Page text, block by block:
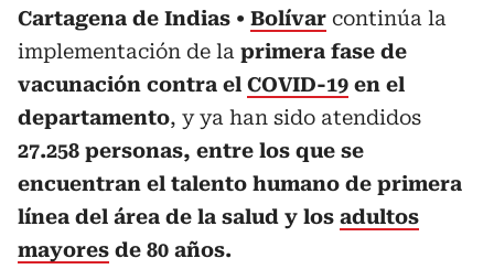
Cartagena de Indias Bolívar continúa la
implementación de la primera fase de
vacunación contra el COVID-19 en el
departamento, y ya han sido atendidos
27.258 personas, entre los que se
encuentran el talento humano de primera
línea del área de la salud y los adultos
mayores de 80 años.